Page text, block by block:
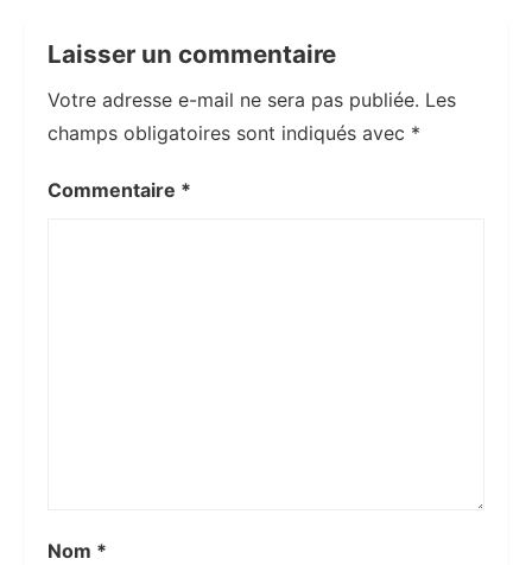
Laisser un commentaire
Votre adresse e-mail ne sera pas publiée. Les
champs obligatoires sont indiqués avec *
Commentaire *
Nom *